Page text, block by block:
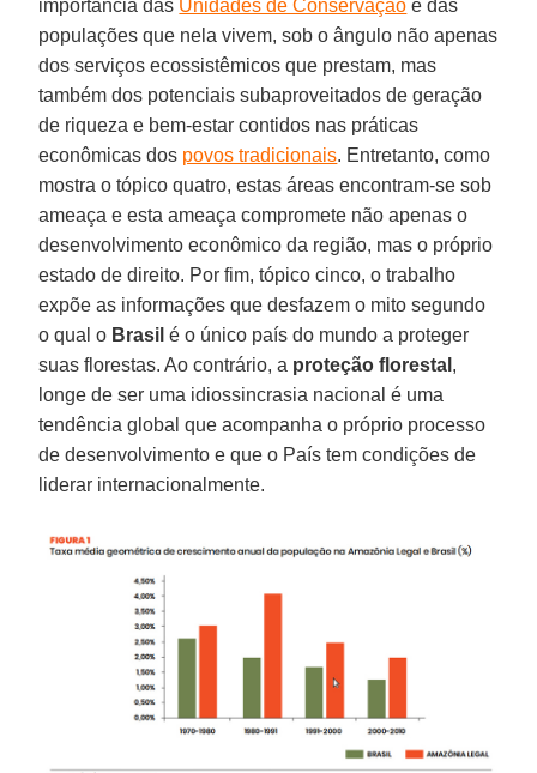
importância das Unidades de Conservação e das
populações que nela vivem, sob o ângulo não apenas
dos serviços ecossistêmicos que prestam, mas
também dos potenciais subaproveitados de geração
de riqueza e bem-estar contidos nas práticas
econômicas dos povos tradicionais. Entretanto, como
mostra o tópico quatro, estas áreas encontram-se sob
ameaça e esta ameaça compromete não apenas o
desenvolvimento econômico da região, mas o próprio
estado de direito. Por fim, tópico cinco, o trabalho
expõe as informações que desfazem o mito segundo
o qual o Brasil é o único país do mundo a proteger
suas florestas. Ao contrário, a proteção florestal ,
longe de ser uma idiossincrasia nacional é uma
tendência global que acompanha o próprio processo
de desenvolvimento e que o País tem condições de
liderar internacionalmente.